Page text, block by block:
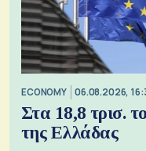
ECONOMY 06.08.2026,
Στα 18,8 τρισ.
της Ελλάδας